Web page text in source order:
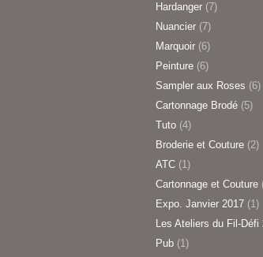
Hardanger (7)
Nuancier (7)
Marquoir (6)
Peinture (6)
Sampler aux Roses (6)
Cartonnage Brodé (5)
Tuto (4)
Broderie et Couture (2)
ATC (1)
Cartonnage et Couture
Expo. Janvier 2017 (1)
Les Ateliers du Fil-Défi
Pub (1)